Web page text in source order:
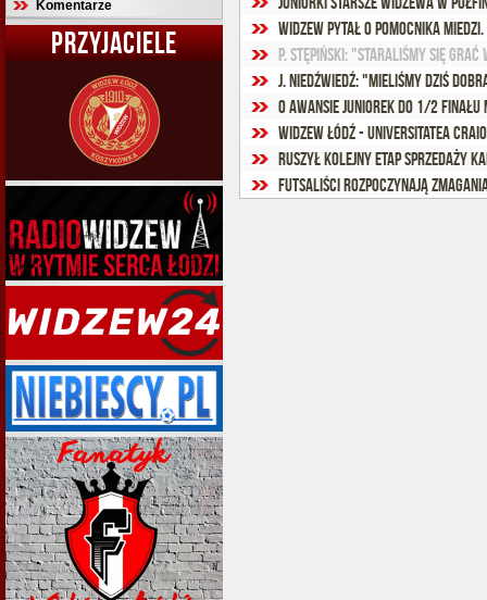
Komentarze
PRZYJACIELE
Widzew pytał o pomocnika
P. Stępiński: "Staraliśmy się grać
J. Niedźwiedź: "Mieliśmy dziś
O awansie juniorek do 1/2 finału
Widzew Łódź - Universitatea
Ruszył kolejny etap sprzedaży
Futsaliści rozpoczynają